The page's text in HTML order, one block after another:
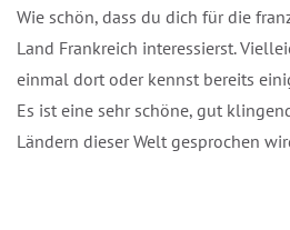
Wie schön, dass du dich für die
Land Frankreich interessierst.
einmal dort oder kennst bereits
Es ist eine sehr schöne, gut
Ländern dieser Welt gesprochen